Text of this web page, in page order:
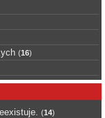
(16)
(14)